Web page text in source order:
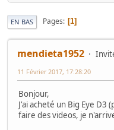
EN BAS Pages 1
mendieta1952
11 Février 2017, 17:28:20
Bonjour,
J'ai acheté un Big Eye D3
faire des videos, je